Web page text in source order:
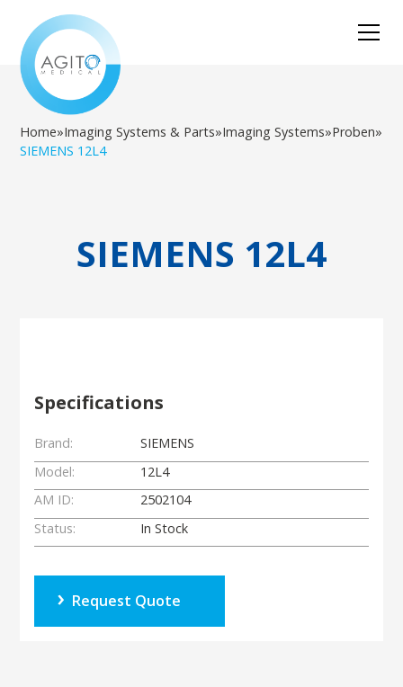
Home»Imaging Systems & Parts»Imaging Systems»Proben»
SIEMENS 12L4
SIEMENS 12L4
Specifications
Brand:
SIEMENS
Model:
12L4
AM ID:
2502104
Status:
In Stock
Request Quote